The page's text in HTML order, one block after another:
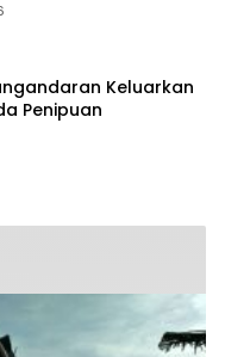
Keluarkan
Penipuan